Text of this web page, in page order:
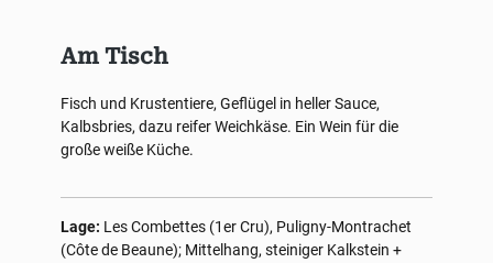
Am Tisch
Fisch und Krustentiere, Geflügel in heller Sauce,
Kalbsbries, dazu reifer Weichkäse. Ein Wein für die
große weiße Küche.
Lage: Les Combettes (1er Cru), Puligny-Montrachet
(Côte de Beaune); Mittelhang, steiniger Kalkstein +